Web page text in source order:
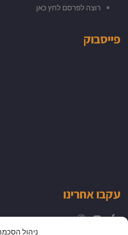
ניהול
רוצה לפרסם לחץ כאן
פייסבוק
עקבו אחרינו